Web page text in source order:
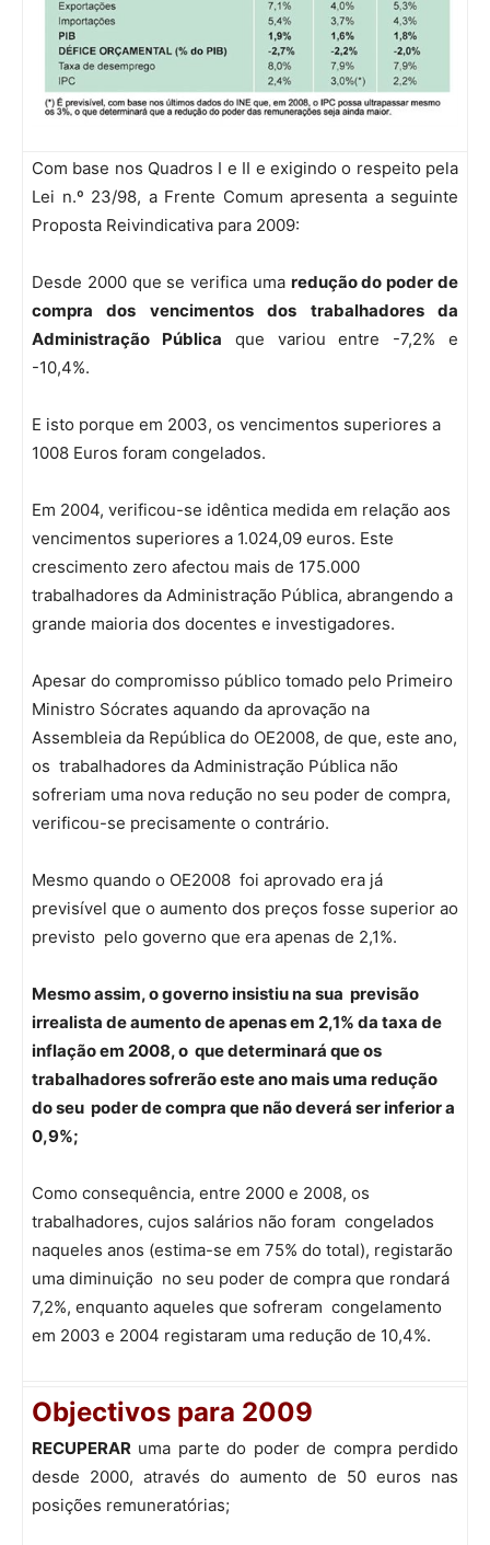
Com base nos Quadros I e II e exigindo o respeito pela
Lei n.º 23/98, a Frente Comum apresenta a seguinte
Proposta Reivindicativa para 2009:
Desde 2000 que se verifica uma redução do poder de
compra dos vencimentos dos trabalhadores da
Administração Pública que variou entre -7,2% e
-10,4%.
E isto porque em 2003, os vencimentos superiores a
1008 Euros foram congelados.
Em 2004, verificou-se idêntica medida em relação aos
vencimentos superiores a 1.024,09 euros. Este
crescimento zero afectou mais de 175.000
trabalhadores da Administração Pública, abrangendo a
grande maioria dos docentes e investigadores.
Apesar do compromisso público tomado pelo Primeiro
Ministro Sócrates aquando da aprovação na
Assembleia da República do OE2008, de que, este ano,
os trabalhadores da Administração Pública não
sofreriam uma nova redução no seu poder de compra,
verificou-se precisamente o contrário.
Mesmo quando o OE2008 foi aprovado era já
previsível que o aumento dos preços fosse superior ao
previsto pelo governo que era apenas de 2,1%.
Mesmo assim, o governo insistiu na sua previsão
irrealista de aumento de apenas em 2,1% da taxa de
inflação em 2008, o que determinará que os
trabalhadores sofrerão este ano mais uma redução
do seu poder de compra que não deverá ser inferior a
0,9%;
Como consequência, entre 2000 e 2008, os
trabalhadores, cujos salários não foram congelados
naqueles anos (estima-se em 75% do total), registarão
uma diminuição no seu poder de compra que rondará
7,2%, enquanto aqueles que sofreram congelamento
em 2003 e 2004 registaram uma redução de 10,4%.
Objectivos para 2009
RECUPERAR uma parte do poder de compra perdido
desde 2000, através do aumento de 50 euros nas
posições remuneratórias;